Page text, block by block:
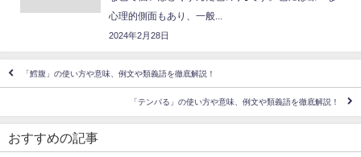
心理的側面もあり、一般...
2024年2月28日
「鱈腹」の使い方や意味、例文や類義語を徹底解説！
「テンパる」の使い方や意味、例文や類義語を徹底解説！
おすすめの記事